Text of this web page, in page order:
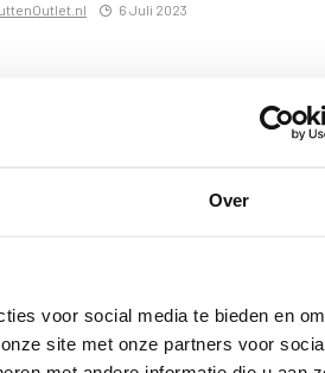
Over
voor social media te bieden en
site met onze partners voor
6 Juli 2023